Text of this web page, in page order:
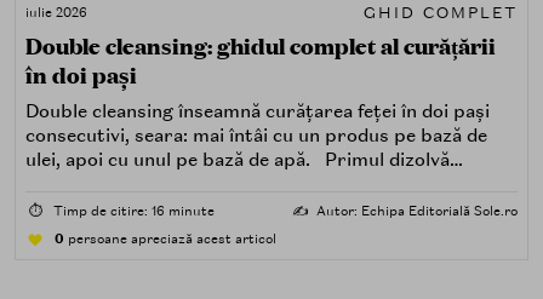
iulie 2026 GHID COMPLET
Double cleansing: ghidul complet al curățării
în doi pași
Double cleansing înseamnă curățarea feței în doi pași
consecutivi, seara: mai întâi cu un produs pe bază de
ulei, apoi cu unul pe bază de apă. Primul dizolvă
poluare. Al doilea îndepărtează impuritățile solubile în
⏱️ Timp de citire: 16 minute ✍️ Autor: Echipa Editorială Sole.ro
0 persoane apreciază acest articol